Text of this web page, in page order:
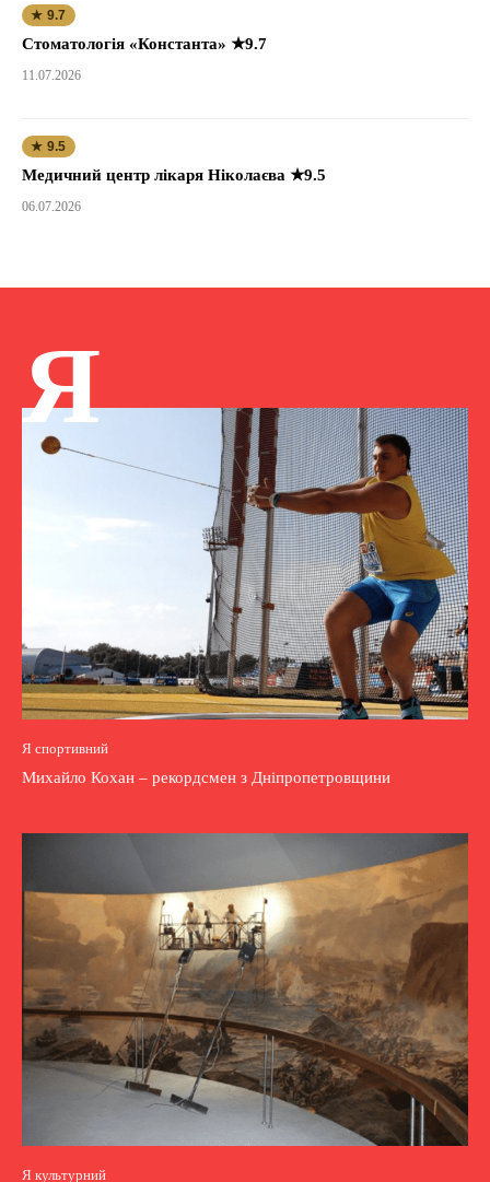
★ 9.7
Стоматологія «Константа» ★9.7
11.07.2026
★ 9.5
Медичний центр лікаря Ніколаєва ★9.5
06.07.2026
Я
Я спортивний
Михайло Кохан – рекордсмен з Дніпропетровщини
Я культурний